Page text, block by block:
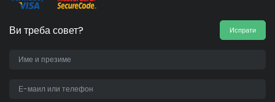
Ви треба совет? Испрати